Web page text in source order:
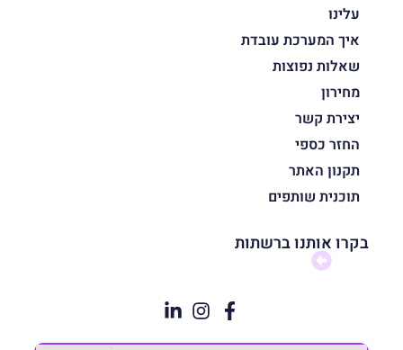
עלינו
איך המערכת עובדת
שאלות נפוצות
מחירון
יצירת קשר
החזר כספי
תקנון האתר
תוכנית שותפים
בקרו אותנו ברשתות